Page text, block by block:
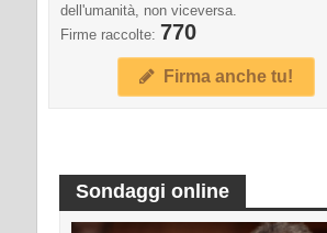
dell'umanità, non viceversa.
Firme raccolte: 770
Firma anche tu!
Sondaggi online